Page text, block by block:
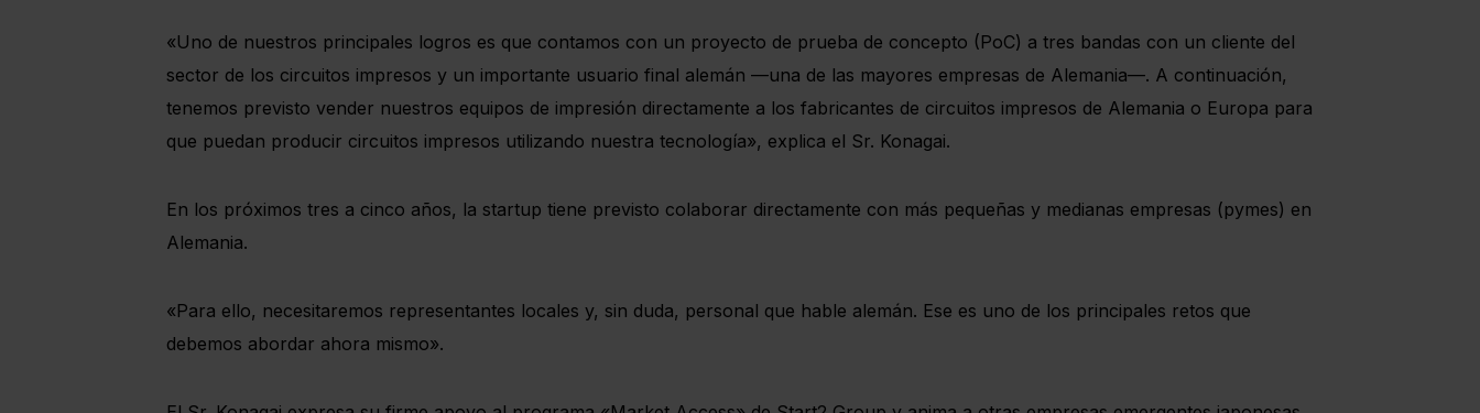
«Uno de nuestros principales logros es que contamos con un proyecto de prueba de concepto (PoC) a tres bandas con un cliente del
sector de los circuitos impresos y un importante usuario final alemán —una de las mayores empresas de Alemania—. A continuación,
tenemos previsto vender nuestros equipos de impresión directamente a los fabricantes de circuitos impresos de Alemania o Europa para
que puedan producir circuitos impresos utilizando nuestra tecnología», explica el Sr. Konagai.
En los próximos tres a cinco años, la startup tiene previsto colaborar directamente con más pequeñas y medianas empresas (pymes) en
Alemania.
«Para ello, necesitaremos representantes locales y, sin duda, personal que hable alemán. Ese es uno de los principales retos que
debemos abordar ahora mismo».